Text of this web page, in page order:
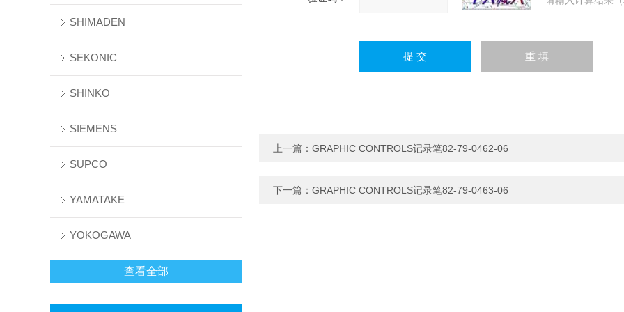
SHIMADEN
SEKONIC
SHINKO
SIEMENS
SUPCO
YAMATAKE
YOKOGAWA
查看全部
上一篇： GRAPHIC CONTROLS记录笔82-79-0462-06
下一篇： GRAPHIC CONTROLS记录笔82-79-0463-06